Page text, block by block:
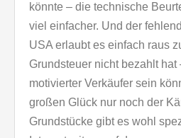
könnte – die technische
viel einfacher. Und der
USA erlaubt es einfach raus
Grundsteuer nicht bezahlt hat
motivierter Verkäufer sein
großen Glück nur noch der
Grundstücke gibt es wohl